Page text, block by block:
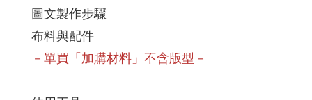
圖文製作步驟
布料與配件
－單買「加購材料」不含版型－